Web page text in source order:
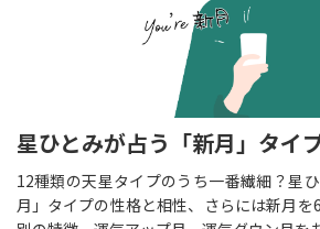
星ひとみが占う「新月」タイ
12種類の天星タイプのうち一番繊細？星
月」タイプの性格と相性、さらには新月